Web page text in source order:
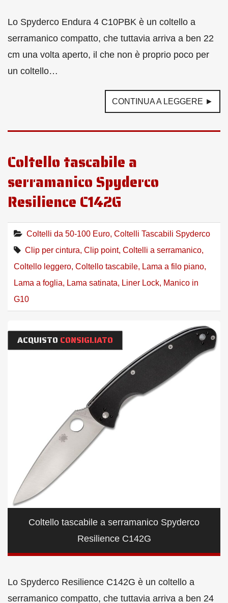
Lo Spyderco Endura 4 C10PBK è un coltello a
serramanico compatto, che tuttavia arriva a ben 22
cm una volta aperto, il che non è proprio poco per
un coltello…
CONTINUA A LEGGERE ►
Coltello tascabile a
serramanico Spyderco
Resilience C142G
Coltelli da 50-100 Euro, Coltelli Tascabili Spyderco
Clip per cintura, Clip point, Coltelli a serramanico,
Coltello leggero, Coltello tascabile, Lama a filo piano,
Lama a foglia, Lama satinata, Liner Lock, Manico in
G10
ACQUISTO CONSIGLIATO
Coltello tascabile a serramanico Spyderco
Resilience C142G
Lo Spyderco Resilience C142G è un coltello a
serramanico compatto, che tuttavia arriva a ben 24